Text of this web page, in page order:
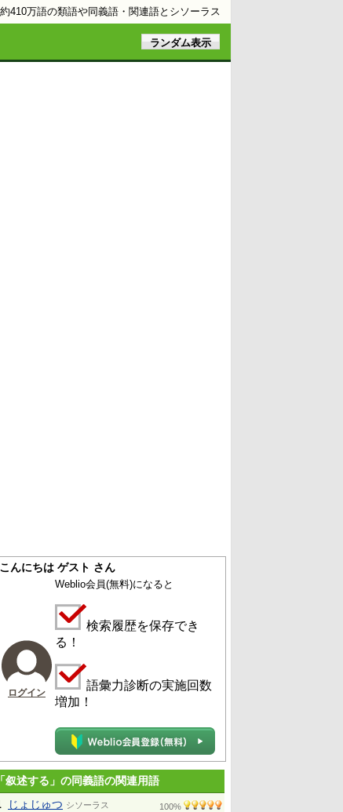
約410万語の類語や同義語・関連語とシソーラス
こんにちは ゲスト さん
ログイン
Weblio会員(無料)になると
検索履歴を保存でき
る！
語彙力診断の実施回数
増加！
「叙述する」の同義語の関連用語
じょじゅつ シソーラス 100%